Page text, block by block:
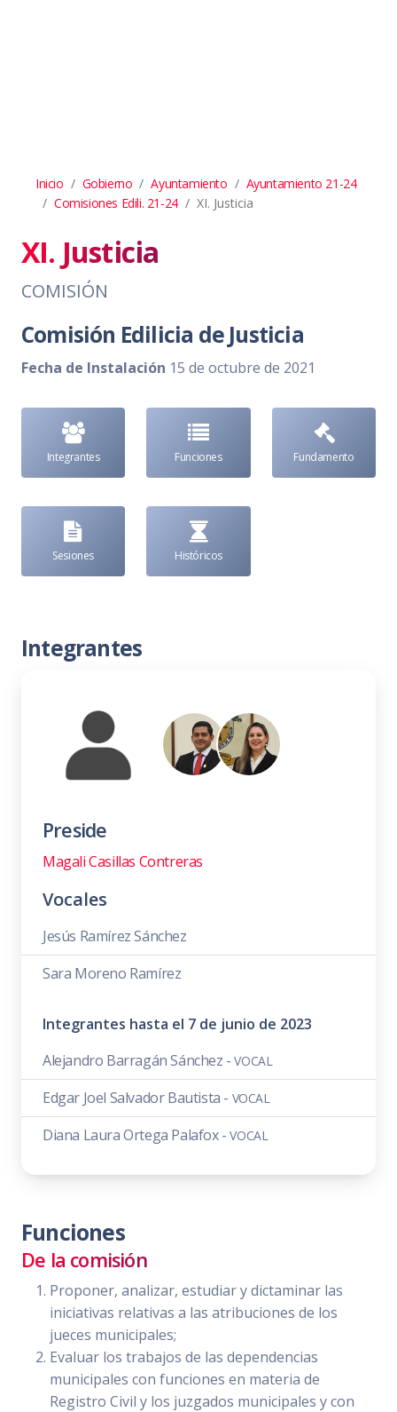
Inicio Gobierno Ayuntamiento
Ayuntamiento 21-24
Comisiones Edili. 21-24
XI. Justicia
XI. Justicia
COMISIÓN
Comisión Edilicia de Justicia
Fecha de Instalación 15 de octubre de 2021
Integrantes Funciones Fundamento
Sesiones Históricos
Integrantes
Preside
Magali Casillas Contreras
Vocales
Jesús Ramírez Sánchez
Sara Moreno Ramírez
Integrantes hasta el 7 de junio de 2023
Alejandro Barragán Sánchez -VOCAL
Edgar Joel Salvador Bautista - VOCAL
Diana Laura Ortega Palafox -VOCAL
Funciones
De la comisión
Proponer, analizar, estudiar y dictaminar las
iniciativas relativas a las atribuciones de los
jueces municipales;
Evaluar los trabajos de las dependencias
municipales con funciones en materia de
Registro Civil y los juzgados municipales y con